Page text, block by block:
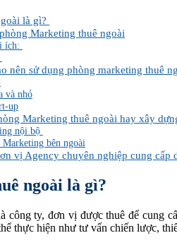
là gì?
Marketing thuê ngoài
ích:
nên sử dụng phòng marketing thuê
và nhỏ
up
Marketing thuê ngoài hay xây
nội bộ
bên ngoài
vị Agency chuyên nghiệp cung cấp
ngoài là gì?
công ty, đơn vị được thuê để cung
thực hiện như tư vấn chiến lược,